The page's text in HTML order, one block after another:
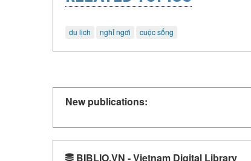
du lịch nghỉ ngơi cuộc sống
New publications:
BIBLIO.VN - Vietnam Digital Library